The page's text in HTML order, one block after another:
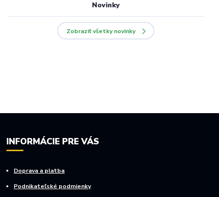
Novinky
Zobraziť všetky novinky
INFORMÁCIE PRE VÁS
Doprava a platba
Podnikateľské podmienky